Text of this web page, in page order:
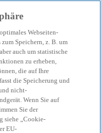
für mehr
Webseiten-
Speichern, z. B. um
auch um statistische
zu erheben,
die auf Ihre
die Speicherung und
nicht-
Wenn Sie auf
Sie der
siehe „Cookie-
EU-